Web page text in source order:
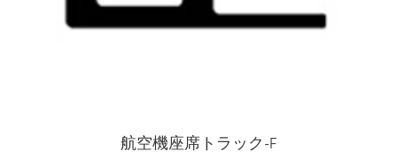
航空機座席トラック-F